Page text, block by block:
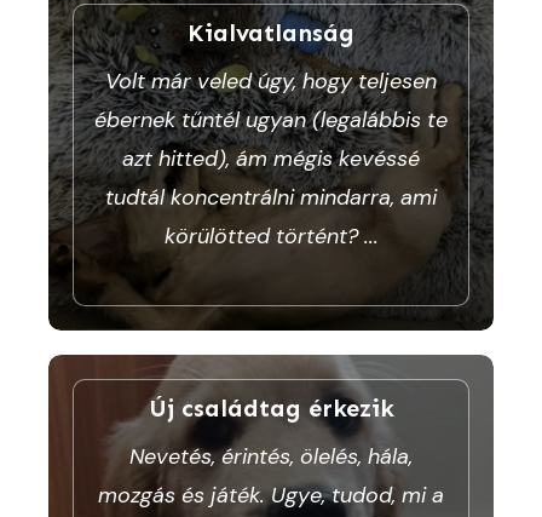
Kialvatlanság
Volt már veled úgy, hogy teljesen
ébernek tűntél ugyan (legalábbis te
azt hitted), ám mégis kevéssé
tudtál koncentrálni mindarra, ami
körülötted történt?...
Új családtag érkezik
Nevetés, érintés, ölelés, hála,
mozgás és játék. Ugye, tudod, mi a